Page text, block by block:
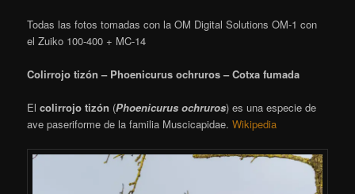
Todas las fotos tomadas con la OM Digital Solutions OM-1 con
el Zuiko 100-400 + MC-14
Colirrojo tizón – Phoenicurus ochruros – Cotxa fumada
Elcolirrojo tizón (Phoenicurus ochruros) ​ es una especie de
ave paseriforme de la familia Muscicapidae.Wikipedia